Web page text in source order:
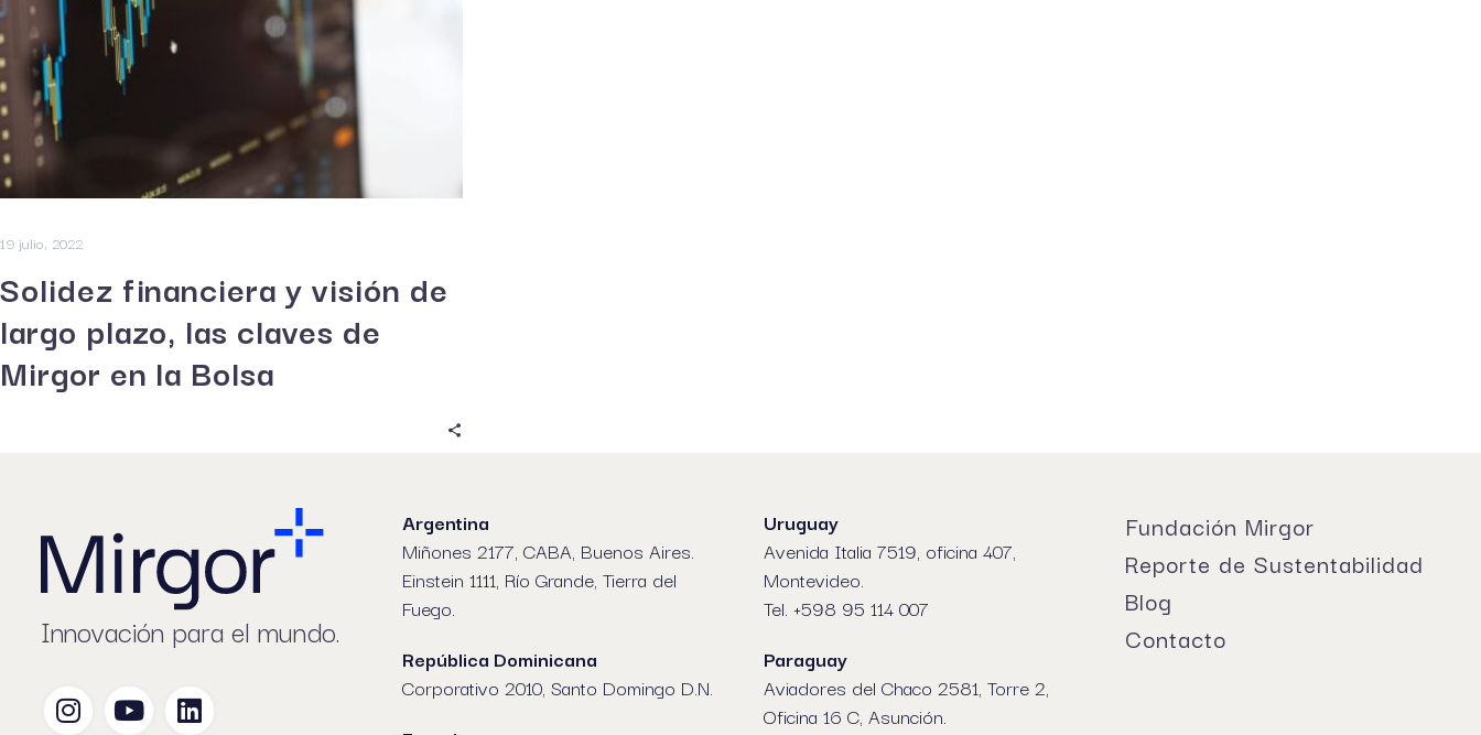
19 julio, 2022
Solidez financiera y visión de
largo plazo, las claves de
Mirgor en la Bolsa
Innovación para el mundo.
Argentina
Miñones 2177, CABA, Buenos Aires.
Einstein 1111, Río Grande, Tierra del
Fuego.
República Dominicana
Corporativo 2010, Santo Domingo D.N.
Uruguay
Avenida Italia 7519, oficina 407,
Montevideo.
Tel. +598 95 114 007
Paraguay
Aviadores del Chaco 2581, Torre 2,
Oficina 16 C, Asunción.
Fundación Mirgor
Reporte de Sustentabilidad
Blog
Contacto